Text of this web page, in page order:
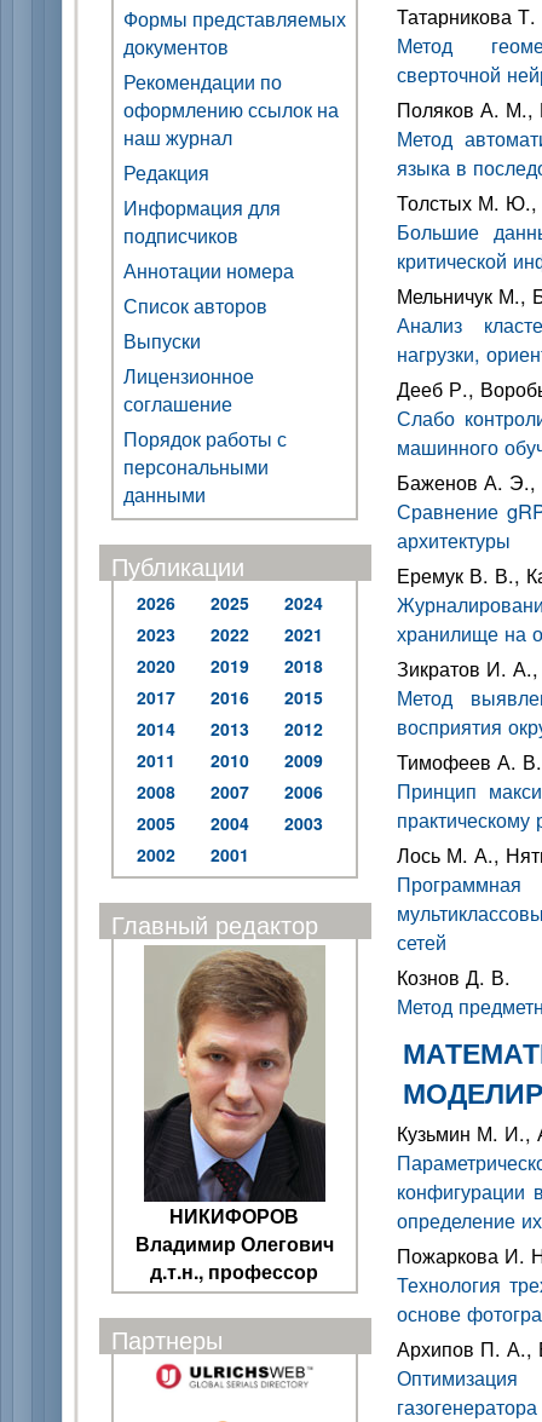
Формы представляемых
документов
Рекомендации по
оформлению ссылок на
наш журнал
Редакция
Информация для
подписчиков
Аннотации номера
Список авторов
Выпуски
Лицензионное
соглашение
Порядок работы с
персональными
данными
Публикации
2026 2025
2024
2023
2022
2021
2020
2019
2018
2017
2016
2015
2014
2013
2012
2011
2010
2009
2008
2007
2006
2005
2004
2003
2002
2001
Главный редактор
НИКИФОРОВ
Владимир Олегович
д.т.н., профессор
Партнеры
Татарникова
Метод
сверточной
Поляков А.
Метод
языка в
Толстых М. Ю.,
Большие
критической
Мельничук М.,
Анализ
нагрузки,
Дееб Р.,
Слабо
машинного
Баженов А.
Сравнение
архитектуры
Еремук В. В.,
хранилище на
Зикратов И.
Метод
восприятия
Тимофеев А. В.
Принцип
Лось М. А.,
сетей
Кознов Д. В.
Метод
Кузьмин М. И.,
конфигурации
определение
Пожаркова И.
Технология
основе
Архипов П. А.,
газогенератора